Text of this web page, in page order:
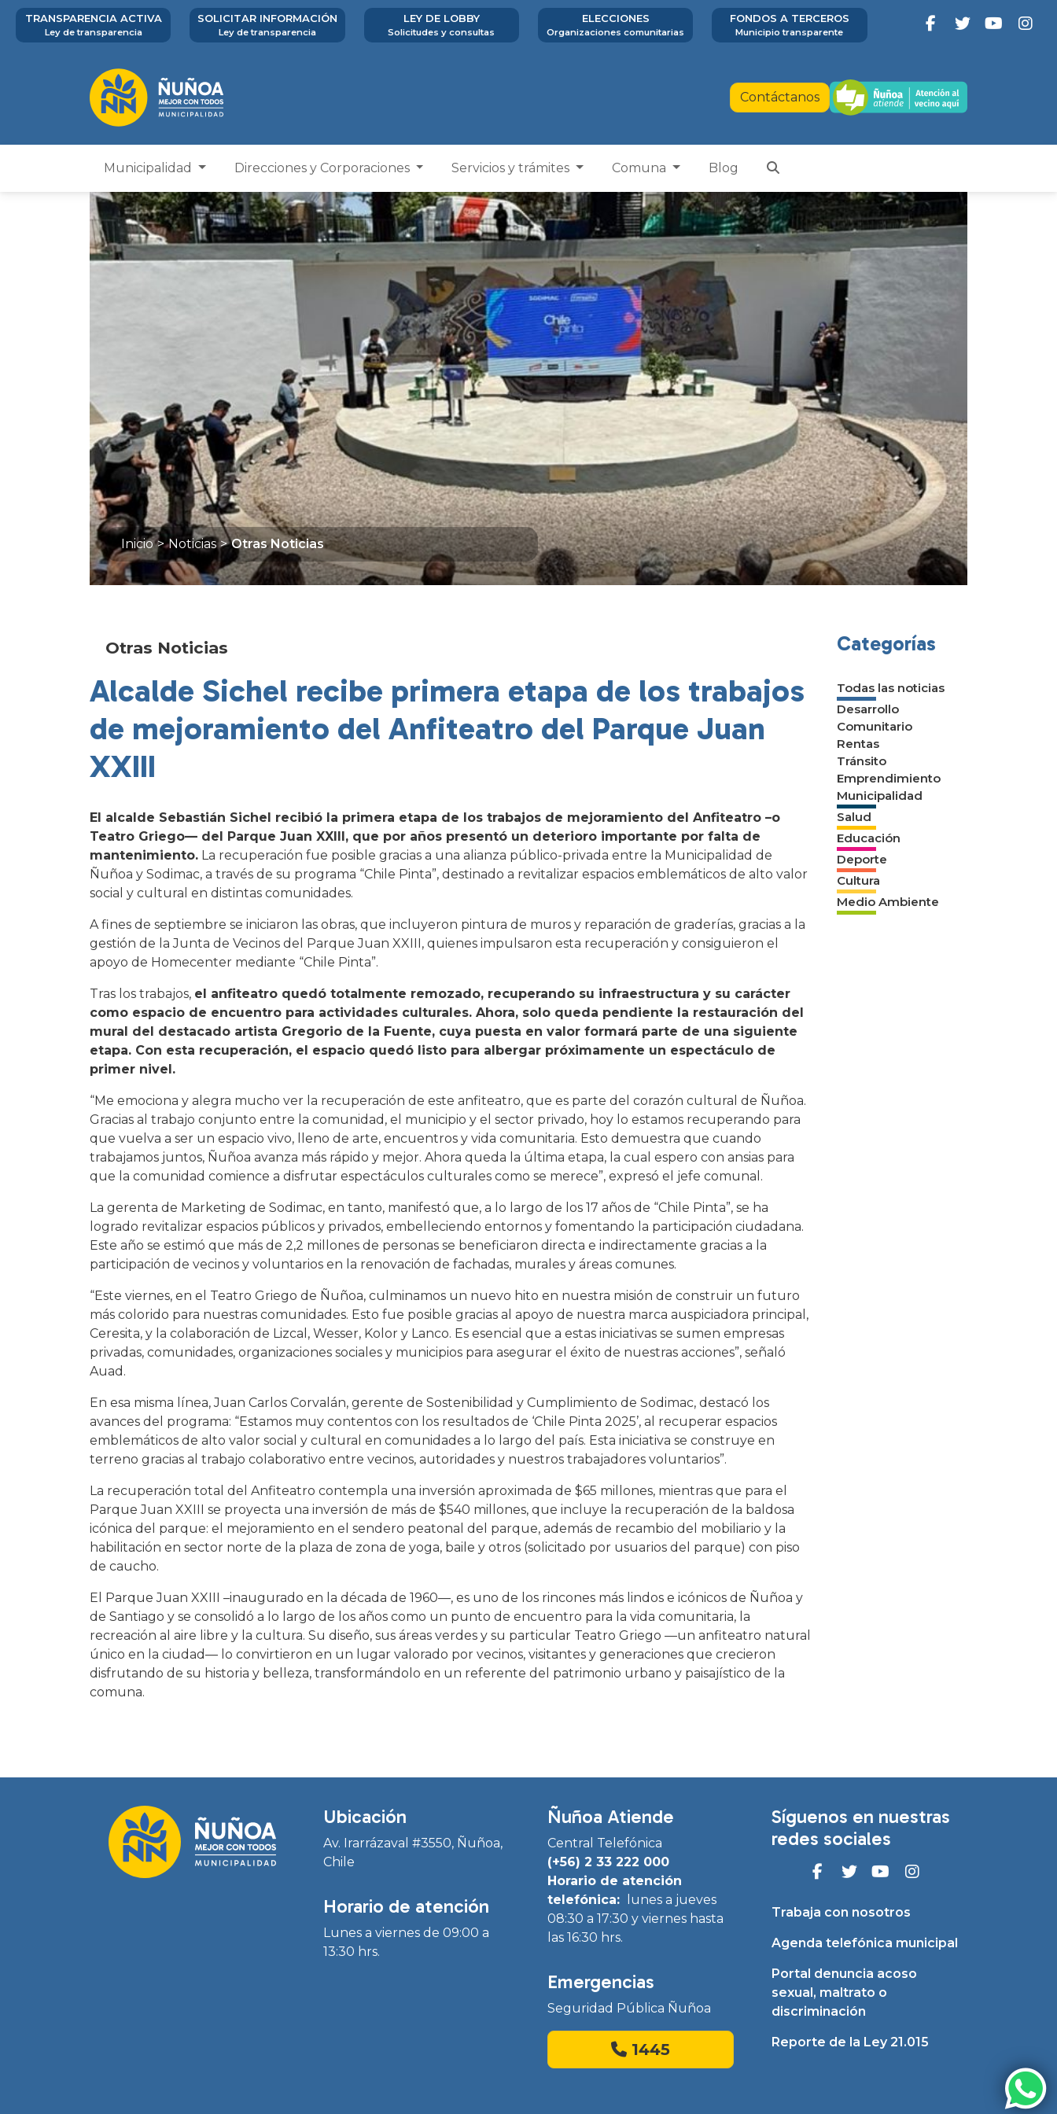
TRANSPARENCIA ACTIVA
Ley de transparencia
SOLICITAR INFORMACIÓN
Ley de transparencia
LEY DE LOBBY
Solicitudes y consultas
ELECCIONES
Organizaciones comunitarias
FONDOS A TERCEROS
Municipio transparente
Contáctanos
Municipalidad Direcciones y Corporaciones Servicios y trámites Comuna Blog
Inicio > Noticias > Otras Noticias
Otras Noticias
Alcalde Sichel recibe primera etapa de los trabajos
de mejoramiento del Anfiteatro del Parque Juan
XXIII
El alcalde Sebastián Sichel recibió la primera etapa de los trabajos de mejoramiento del Anfiteatro –o
Teatro Griego— del Parque Juan XXIII, que por años presentó un deterioro importante por falta de
mantenimiento. La recuperación fue posible gracias a una alianza público-privada entre la Municipalidad de
Ñuñoa y Sodimac, a través de su programa “Chile Pinta”, destinado a revitalizar espacios emblemáticos de alto valor
social y cultural en distintas comunidades.
A fines de septiembre se iniciaron las obras, que incluyeron pintura de muros y reparación de graderías, gracias a la
gestión de la Junta de Vecinos del Parque Juan XXIII, quienes impulsaron esta recuperación y consiguieron el
apoyo de Homecenter mediante “Chile Pinta”.
Tras los trabajos, el anfiteatro quedó totalmente remozado, recuperando su infraestructura y su carácter
como espacio de encuentro para actividades culturales. Ahora, solo queda pendiente la restauración del
mural del destacado artista Gregorio de la Fuente, cuya puesta en valor formará parte de una siguiente
etapa. Con esta recuperación, el espacio quedó listo para albergar próximamente un espectáculo de
primer nivel.
“Me emociona y alegra mucho ver la recuperación de este anfiteatro, que es parte del corazón cultural de Ñuñoa.
Gracias al trabajo conjunto entre la comunidad, el municipio y el sector privado, hoy lo estamos recuperando para
que vuelva a ser un espacio vivo, lleno de arte, encuentros y vida comunitaria. Esto demuestra que cuando
trabajamos juntos, Ñuñoa avanza más rápido y mejor. Ahora queda la última etapa, la cual espero con ansias para
que la comunidad comience a disfrutar espectáculos culturales como se merece”, expresó el jefe comunal.
La gerenta de Marketing de Sodimac, en tanto, manifestó que, a lo largo de los 17 años de “Chile Pinta”, se ha
logrado revitalizar espacios públicos y privados, embelleciendo entornos y fomentando la participación ciudadana.
Este año se estimó que más de 2,2 millones de personas se beneficiaron directa e indirectamente gracias a la
participación de vecinos y voluntarios en la renovación de fachadas, murales y áreas comunes.
“Este viernes, en el Teatro Griego de Ñuñoa, culminamos un nuevo hito en nuestra misión de construir un futuro
más colorido para nuestras comunidades. Esto fue posible gracias al apoyo de nuestra marca auspiciadora principal,
Ceresita, y la colaboración de Lizcal, Wesser, Kolor y Lanco. Es esencial que a estas iniciativas se sumen empresas
privadas, comunidades, organizaciones sociales y municipios para asegurar el éxito de nuestras acciones”, señaló
Auad.
En esa misma línea, Juan Carlos Corvalán, gerente de Sostenibilidad y Cumplimiento de Sodimac, destacó los
avances del programa: “Estamos muy contentos con los resultados de ‘Chile Pinta 2025’, al recuperar espacios
emblemáticos de alto valor social y cultural en comunidades a lo largo del país. Esta iniciativa se construye en
terreno gracias al trabajo colaborativo entre vecinos, autoridades y nuestros trabajadores voluntarios”.
La recuperación total del Anfiteatro contempla una inversión aproximada de $65 millones, mientras que para el
Parque Juan XXIII se proyecta una inversión de más de $540 millones, que incluye la recuperación de la baldosa
icónica del parque: el mejoramiento en el sendero peatonal del parque, además de recambio del mobiliario y la
habilitación en sector norte de la plaza de zona de yoga, baile y otros (solicitado por usuarios del parque) con piso
de caucho.
El Parque Juan XXIII –inaugurado en la década de 1960—, es uno de los rincones más lindos e icónicos de Ñuñoa y
de Santiago y se consolidó a lo largo de los años como un punto de encuentro para la vida comunitaria, la
recreación al aire libre y la cultura. Su diseño, sus áreas verdes y su particular Teatro Griego —un anfiteatro natural
único en la ciudad— lo convirtieron en un lugar valorado por vecinos, visitantes y generaciones que crecieron
disfrutando de su historia y belleza, transformándolo en un referente del patrimonio urbano y paisajístico de la
comuna.
Categorías
Todas las noticias
Desarrollo
Comunitario
Rentas
Tránsito
Emprendimiento
Municipalidad
Salud
Educación
Deporte
Cultura
Medio Ambiente
Ubicación
Av. Irarrázaval #3550, Ñuñoa,
Chile
Horario de atención
Lunes a viernes de 09:00 a
13:30 hrs.
Ñuñoa Atiende
Central Telefónica
(+56) 2 33 222 000
Horario de atención
telefónica:
lunes a jueves
08:30 a 17:30 y viernes hasta
las 16:30 hrs.
Emergencias
Seguridad Pública Ñuñoa
1445
Síguenos en nuestras
redes sociales
Trabaja con nosotros
Agenda telefónica municipal
Portal denuncia acoso
sexual, maltrato o
discriminación
Reporte de la Ley 21.015